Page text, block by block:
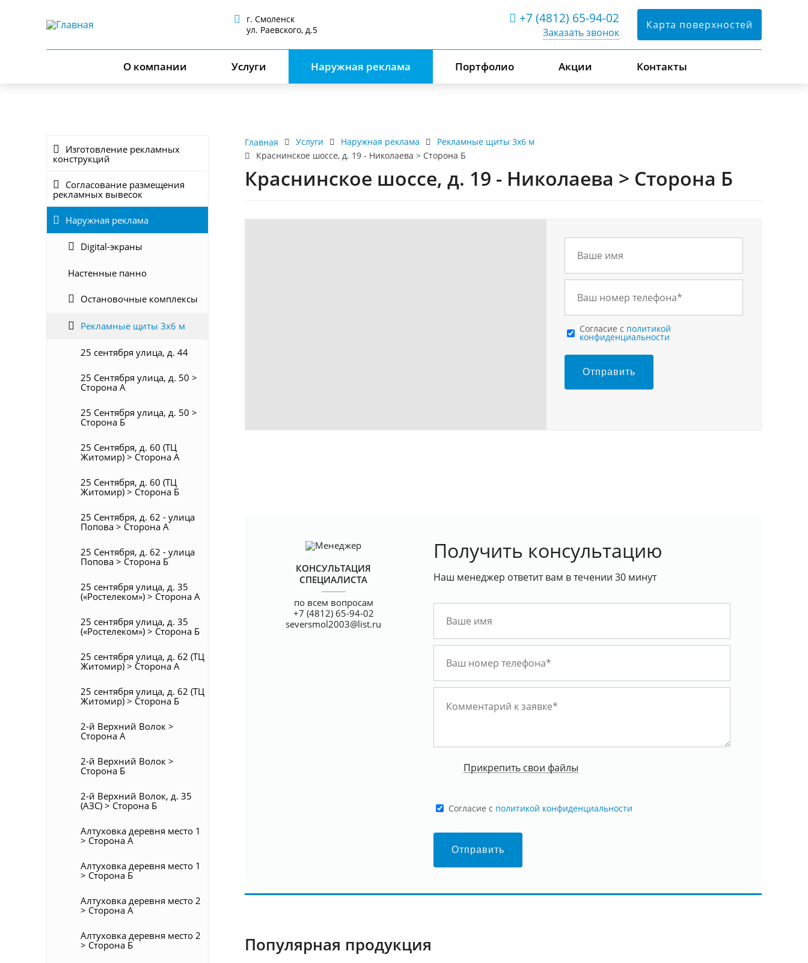
г. Смоленск
ул. Раевского, д.5
+7 (4812) 65-94-02
Заказать звонок
Карта поверхностей
О компании Услуги Наружная реклама Портфолио Акции Контакты
Изготовление рекламных
конструкций
Согласование размещения
рекламных вывесок
Наружная реклама
Digital-экраны
Настенные панно
Остановочные комплексы
Рекламные щиты 3х6 м
25 сентября улица, д. 44
25 Сентября улица, д. 50 >
Сторона А
25 Сентября улица, д. 50 >
Сторона Б
25 Сентября, д. 60 (ТЦ
Житомир) > Сторона А
25 Сентября, д. 60 (ТЦ
Житомир) > Сторона Б
25 Сентября, д. 62 - улица
Попова > Сторона А
25 Сентября, д. 62 - улица
Попова > Сторона Б
25 сентября улица, д. 35
(«Ростелеком») > Сторона А
25 сентября улица, д. 35
(«Ростелеком») > Сторона Б
25 сентября улица, д. 62 (ТЦ
Житомир) > Сторона А
25 сентября улица, д. 62 (ТЦ
Житомир) > Сторона Б
2-й Верхний Волок >
Сторона А
2-й Верхний Волок >
Сторона Б
2-й Верхний Волок, д. 35
(АЗС) > Сторона Б
Алтуховка деревня место 1
> Сторона А
Алтуховка деревня место 1
> Сторона Б
Алтуховка деревня место 2
> Сторона А
Алтуховка деревня место 2
> Сторона Б
Главная Услуги Наружная реклама
Рекламные щиты 3х6 м
Краснинское шоссе, д. 19 - Николаева > Сторона Б
Краснинское шоссе, д. 19 - Николаева > Сторона Б
Cогласие с политикой
конфиденциальности
Отправить
КОНСУЛЬТАЦИЯ
СПЕЦИАЛИСТА
по всем вопросам
+7 (4812) 65-94-02
seversmol2003@list.ru
Получить консультацию
Наш менеджер ответит вам в течении 30 минут
Прикрепить свои файлы
Cогласие с политикой конфиденциальности
Отправить
Популярная продукция